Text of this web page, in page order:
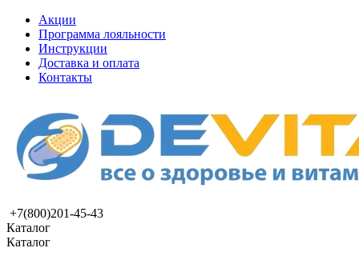
Акции
Программа лояльности
Инструкции
Доставка и оплата
Контакты
+7(800)201-45-43
Каталог
Каталог